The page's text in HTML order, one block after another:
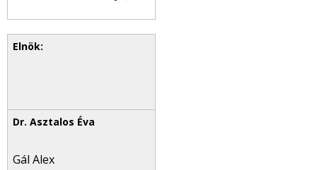
Gál Alex